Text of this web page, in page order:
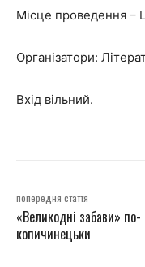
Місце проведення –
Організатори:
Вхід вільний.
попередня стаття
«Великодні забави» по-
копичинецьки